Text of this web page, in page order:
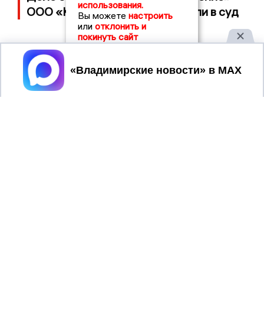
ООО «Капитал Строй» передали в суд
ВЛАДИМИРСКИЕ
использования.
Вы можете настроить
или отклонить и
покинуть сайт
Принять